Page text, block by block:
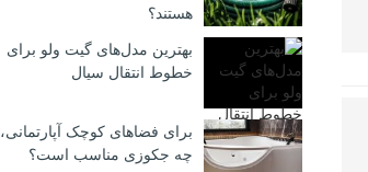
هستند؟
بهترین مدل‌های گیت ولو برای
خطوط انتقال سیال
برای فضاهای کوچک آپارتمانی،
چه جکوزی مناسب است؟